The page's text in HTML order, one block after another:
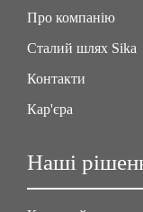
Про компанію
Сталий шлях Sika
Контакти
Кар'єра
Наші